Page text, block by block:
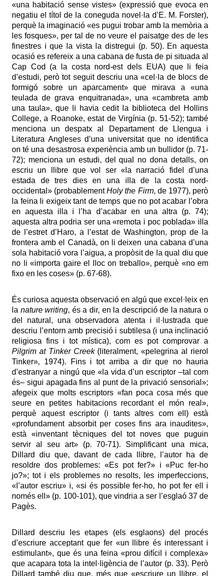
«una habitació sense vistes» (expressió que evoca en
negatiu el títol de la coneguda novel·la d’E. M. Forster),
perquè la imaginació «es pugui trobar amb la memòria a
les fosques», per tal de no veure el paisatge des de les
finestres i que la vista la distregui (p. 50). En aquesta
ocasió es refereix a una cabana de fusta de pi situada al
Cap Cod (a la costa nord-est dels EUA) que li feia
d’estudi, però tot seguit descriu una «cel·la de blocs de
formigó sobre un aparcament» que mirava a «una
teulada de grava enquitranada», una «cambreta amb
una taula», que li havia cedit la biblioteca del Hollins
College, a Roanoke, estat de Virgínia (p. 51-52); també
menciona un despatx al Departament de Llengua i
Literatura Angleses d’una universitat que no identifica
on té una desastrosa experiència amb un bullidor (p. 71-
72); menciona un estudi, del qual no dona detalls, on
escriu un llibre que vol ser «la narració fidel d’una
estada de tres dies en una illa de la costa nord-
occidental» (probablementHoly the Firm, de 1977), però
la feina li exigeix tant de temps que no pot acabar l’obra
en aquesta illa i l’ha d’acabar en una altra (p. 74);
aquesta altra podria ser una «remota i poc poblada» illa
de l’estret d’Haro, a l’estat de Washington, prop de la
frontera amb el Canadà, on li deixen una cabana d’una
sola habitació vora l’aigua, a propòsit de la qual diu que
no li «importa gaire el lloc on treballo», perquè «no em
fixo en les coses» (p. 67-68).
És curiosa aquesta observació en algú que excel·leix en
la nature writing, és a dir, en la descripció de la natura o
del natural, una observadora atenta i il·lustrada que
descriu l’entorn amb precisió i subtilesa (i una inclinació
religiosa fins i tot mística), com es pot comprovar a
Pilgrim at Tinker Creek(literalment, «pelegrina al rierol
Tinker», 1974). Fins i tot arriba a dir que no hauria
d’estranyar a ningú que «la vida d’un escriptor –tal com
és– sigui apagada fins al punt de la privació sensorial»;
afegeix que molts escriptors «fan poca cosa més que
seure en petites habitacions recordant el món real»,
perquè aquest escriptor (i tants altres com ell) està
«profundament absorbit per coses fins ara inaudites»,
està «inventant tècniques del tot noves que puguin
servir al seu art» (p. 70-71). Simplificant una mica,
Dillard diu que, davant de cada llibre, l’autor ha de
resoldre dos problemes: «Es pot fer?» i «Puc fer-ho
jo?»; tot i els problemes no resolts, les imperfeccions,
«l’autor escriu» i, «si és possible fer-ho, ho pot fer ell i
només ell» (p. 100-101), que vindria a ser l’esglaó 37 de
Pagès.
Dillard descriu les etapes (els esglaons) del procés
d’escriure acceptant que fer «un llibre és interessant i
estimulant», que és una feina «prou difícil i complexa»
que acapara tota la intel·ligència de l’autor (p. 33). Però
Dillard també diu que, més que «escriure un llibre, el